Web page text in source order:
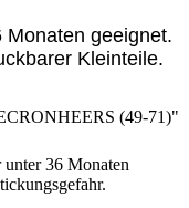
geeignet.
Kleinteile.
(49-71)"
36 Monaten